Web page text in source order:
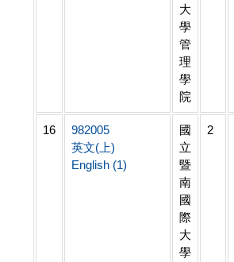
大
學
管
理
學
院
16
982005
英文(上)
English (1)
國
立
暨
南
國
際
大
學
2